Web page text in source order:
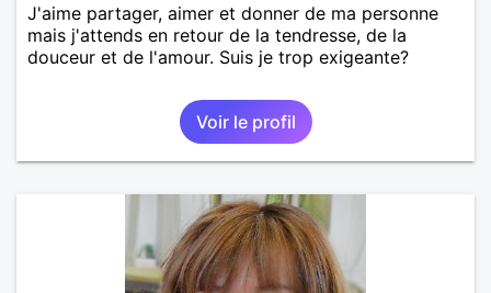
J'aime partager, aimer et donner de ma personne
mais j'attends en retour de la tendresse, de la
douceur et de l'amour. Suis je trop exigeante?
Voir le profil